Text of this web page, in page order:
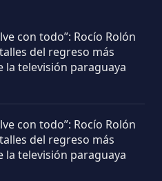
con todo”: Rocío Rolón
del regreso más
la televisión paraguaya
con todo”: Rocío Rolón
del regreso más
la televisión paraguaya